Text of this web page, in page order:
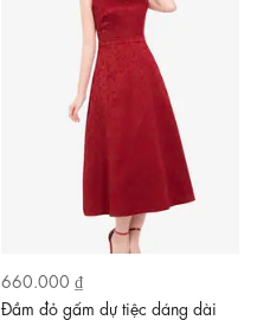
660.000 ₫
Đầm đỏ gấm dự tiệc dáng dài